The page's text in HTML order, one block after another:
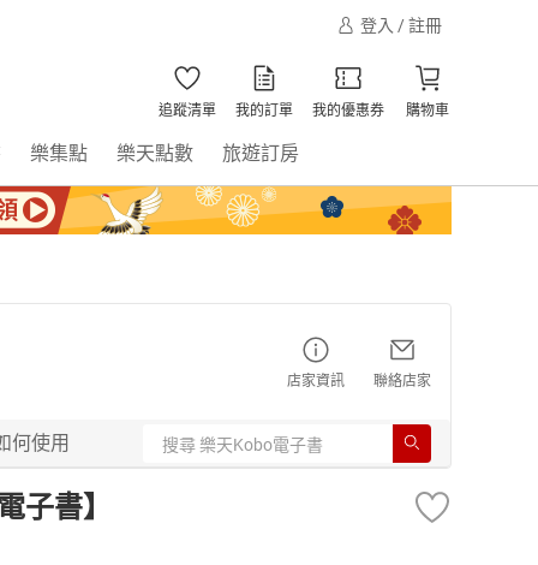
登入 / 註冊
追蹤清單 我的訂單 我的優惠券 購物車
樂集點 樂天點數 旅遊訂房
店家資訊 聯絡店家
何使用
子書】